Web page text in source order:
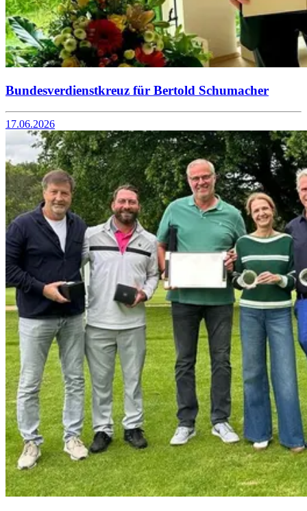
Bundesverdienstkreuz für Bertold Schumacher
17.06.2026